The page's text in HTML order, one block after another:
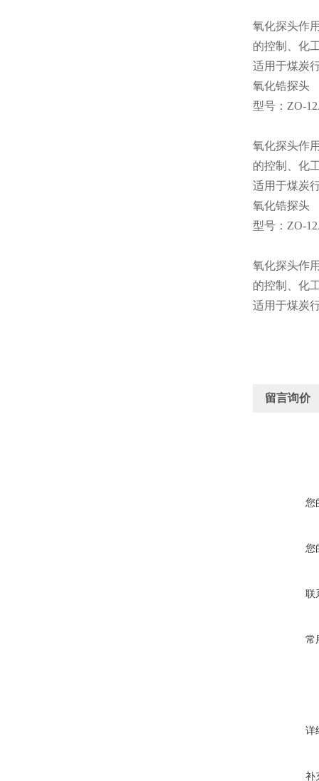
氧化探头作
的控制、化
适用于煤炭
氧化锆探头
型号：ZO-
氧化探头作
的控制、化
适用于煤炭
氧化锆探头
型号：ZO-
氧化探头作
的控制、化
适用于煤炭
留言询价
您
您
联
常
详
补